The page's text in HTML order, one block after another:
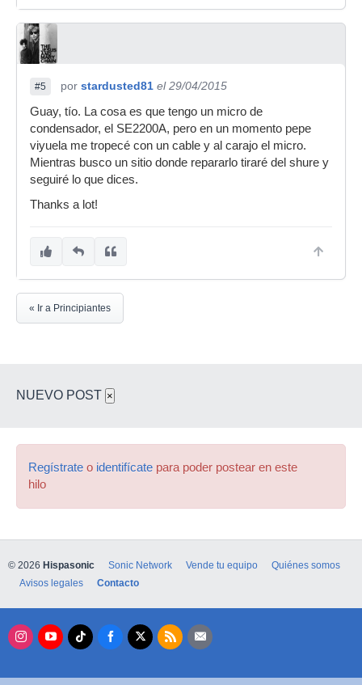
#5 por stardusted81 el 29/04/2015
Guay, tío. La cosa es que tengo un micro de
condensador, el SE2200A, pero en un momento pepe
viyuela me tropecé con un cable y al carajo el micro.
Mientras busco un sitio donde repararlo tiraré del shure y
seguiré lo que dices.
Thanks a lot!
« Ir a Principiantes
NUEVO POST ×
Regístrate o identifícate para poder postear en este
hilo
© 2026 Hispasonic Sonic Network Vende tu equipo
Quiénes somos
Avisos legales
Contacto